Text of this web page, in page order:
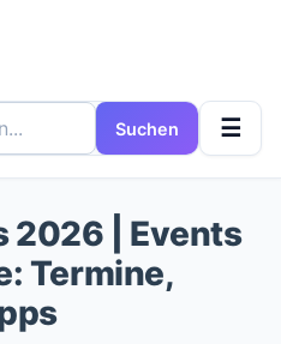
Suchen ☰
2026 | Events
Termine,